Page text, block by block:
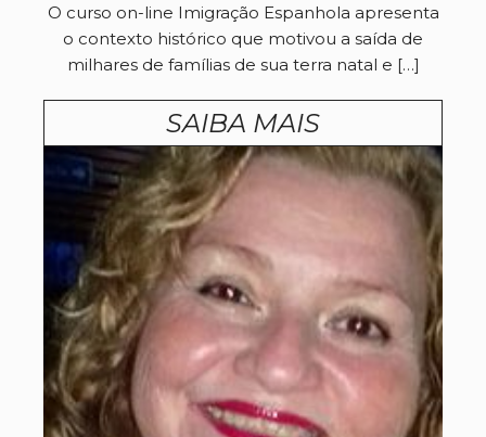
O curso on-line Imigração Espanhola apresenta
o contexto histórico que motivou a saída de
milhares de famílias de sua terra natal e […]
SAIBA MAIS